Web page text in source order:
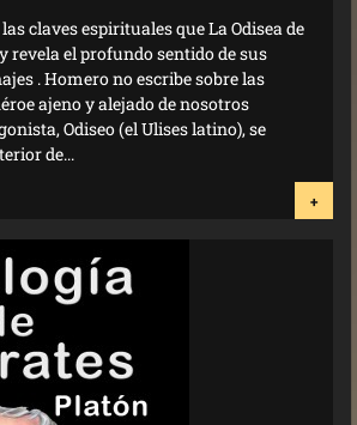
claves espirituales que La Odisea de
revela el profundo sentido de sus
. Homero no escribe sobre las
ajeno y alejado de nosotros
Odiseo (el Ulises latino), se
de...
+